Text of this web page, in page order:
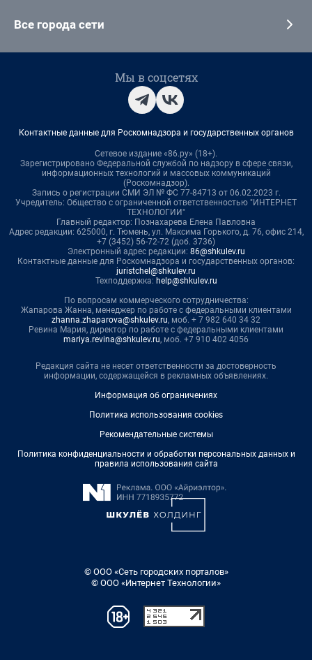
Все города сети
Мы в соцсетях
Контактные данные для Роскомнадзора и государственных органов
Сетевое издание «86.ру» (18+).
Зарегистрировано Федеральной службой по надзору в сфере связи,
информационных технологий и массовых коммуникаций
(Роскомнадзор).
Запись о регистрации СМИ ЭЛ № ФС 77-84713 от 06.02.2023 г.
Учредитель: Общество с ограниченной ответственностью "ИНТЕРНЕТ
ТЕХНОЛОГИИ"
Главный редактор: Познахарева Елена Павловна
Адрес редакции: 625000, г. Тюмень, ул. Максима Горького, д. 76, офис 214,
+7 (3452) 56-72-72 (доб. 3736)
Электронный адрес редакции: 86@shkulev.ru
Контактные данные для Роскомнадзора и государственных органов:
juristchel@shkulev.ru
Техподдержка: help@shkulev.ru
По вопросам коммерческого сотрудничества:
Жапарова Жанна, менеджер по работе с федеральными клиентами
zhanna.zhaparova@shkulev.ru, моб. + 7 982 640 34 32
Ревина Мария, директор по работе с федеральными клиентами
mariya.revina@shkulev.ru, моб. +7 910 402 4056
Редакция сайта не несет ответственности за достоверность
информации, содержащейся в рекламных объявлениях.
Информация об ограничениях
Политика использования cookies
Рекомендательные системы
Политика конфиденциальности и обработки персональных данных и
правила использования сайта
© ООО «Сеть городских порталов»
© ООО «Интернет Технологии»